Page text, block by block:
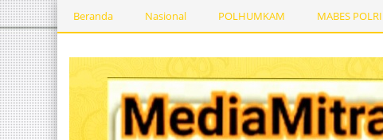
Beranda Nasional POLHUMKAM MABES POLRI